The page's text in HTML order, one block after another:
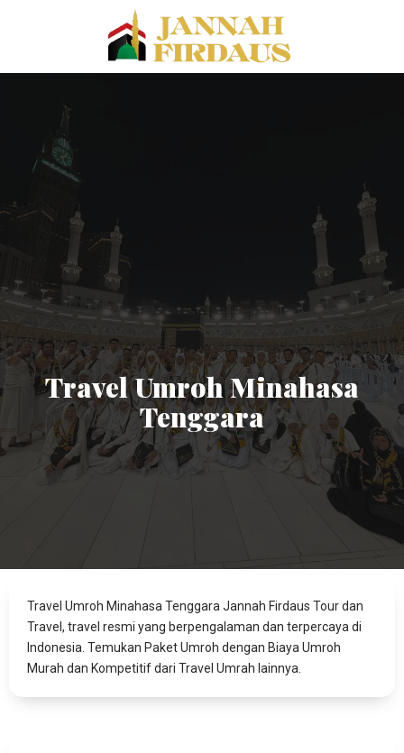
Travel Umroh Minahasa
Tenggara
Travel Umroh Minahasa Tenggara Jannah Firdaus Tour dan
Travel, travel resmi yang berpengalaman dan terpercaya di
Indonesia. Temukan Paket Umroh dengan Biaya Umroh
Murah dan Kompetitif dari Travel Umrah lainnya.